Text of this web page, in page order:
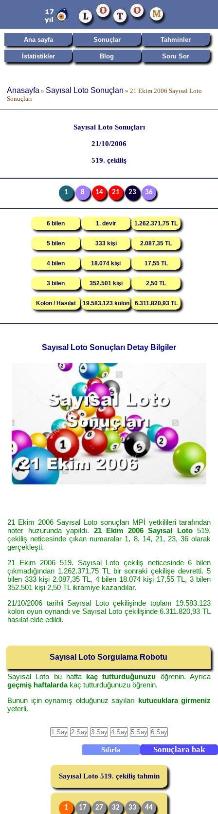
Ana sayfa Sonuçlar Tahminler
İstatistikler Blog Soru Sor
Anasayfa » Sayısal Loto Sonuçları » 21 Ekim 2006 Sayısal Loto
Sonuçları
Sayısal Loto Sonuçları
21/10/2006
519. çekiliş
1 8 14 21 23 36
6 bilen 1. devir 1.262.371,75 TL
5 bilen 333 kişi 2.087,35 TL
4 bilen 18.074 kişi 17,55 TL
3 bilen 352.501 kişi 2,50 TL
Kolon / Hasılat 19.583.123 kolon 6.311.820,93 TL
Sayısal Loto Sonuçları Detay Bilgiler
21 Ekim 2006 Sayısal Loto sonuçları MPİ yetkilileri tarafından
noter huzurunda yapıldı. 21 Ekim 2006 Sayısal Loto519.
çekiliş neticesinde çıkan numaralar 1, 8, 14, 21, 23, 36 olarak
gerçekleşti.
21 Ekim 2006 519. Sayısal Loto çekiliş neticesinde 6 bilen
çıkmadığından 1.262.371,75 TL bir sonraki çekilişe devretti. 5
bilen 333 kişi 2.087,35 TL, 4 bilen 18.074 kişi 17,55 TL, 3 bilen
352.501 kişi 2,50 TL ikramiye kazandılar.
21/10/2006 tarihli Sayısal Loto çekilişinde toplam 19.583.123
kolon oyun oynandı ve Sayısal Loto çekilişinde 6.311.820,93 TL
hasılat elde edildi.
Sayısal Loto Sorgulama Robotu
Sayısal Loto bu hafta kaç tutturduğunuzu öğrenin. Ayrıca
geçmiş haftalardakaç tutturduğunuzu öğrenin.
Bunun için oynamış olduğunuz sayıları kutucuklara girmeniz
yeterli.
Sayısal Loto 519. çekiliş tahmin
1 17 27 32 33 44